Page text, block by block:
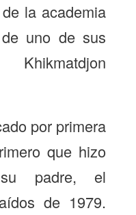
la academia
uno de sus
Khikmatdjon
por primera
que hizo
padre, el
de 1979.